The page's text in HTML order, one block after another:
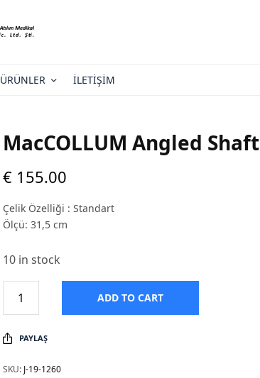
ÜRÜNLER İLETIŞIM
MacCOLLUM Angled Shaft
€ 155.00
Çelik Özelliği : Standart
Ölçü: 31,5 cm
10 in stock
ADD TO CART
PAYLAŞ
SKU: J-19-1260